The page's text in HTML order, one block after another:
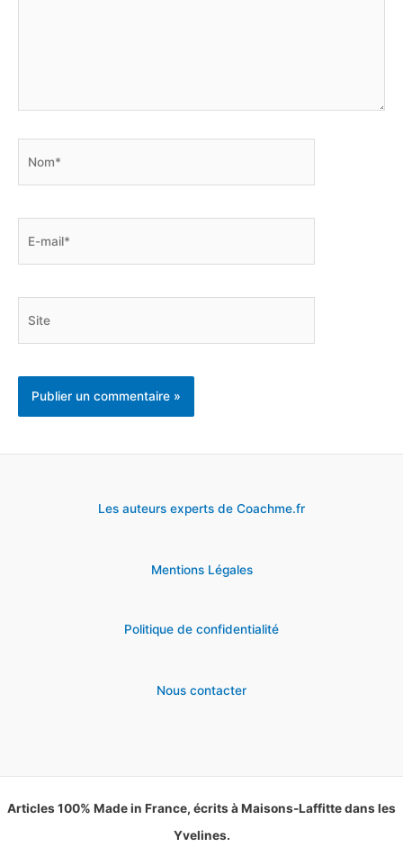
Les auteurs experts de Coachme.fr
Mentions Légales
Politique de confidentialité
Nous contacter
Articles 100% Made in France, écrits à Maisons-Laffitte dans les
Yvelines.